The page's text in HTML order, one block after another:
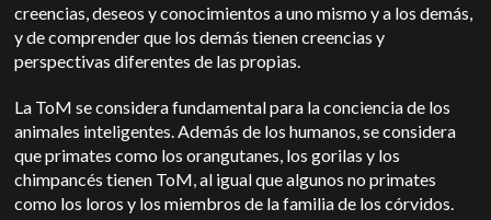
creencias, deseos y conocimientos a uno mismo y a los demás,
y de comprender que los demás tienen creencias y
perspectivas diferentes de las propias.
La ToM se considera fundamental para la conciencia de los
animales inteligentes. Además de los humanos, se considera
que primates como los orangutanes, los gorilas y los
chimpancés tienen ToM, al igual que algunos no primates
como los loros y los miembros de la familia de los córvidos.